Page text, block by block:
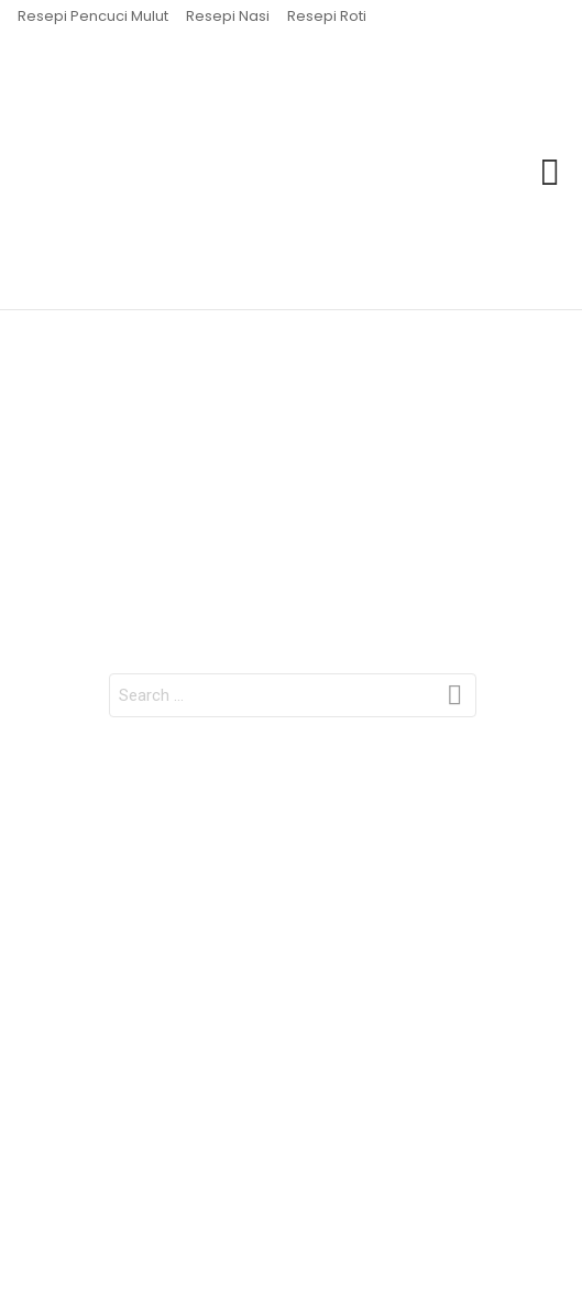
Resepi Pencuci Mulut Resepi Nasi Resepi Roti
FOR: